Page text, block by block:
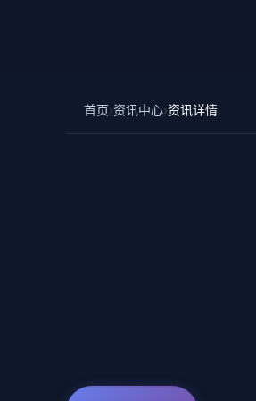
首页›资讯中心›资讯详情